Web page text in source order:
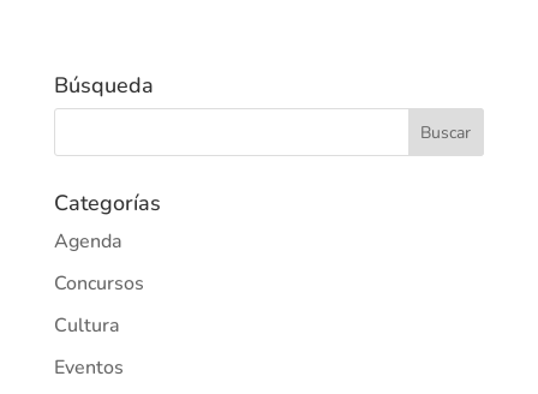
Búsqueda
Categorías
Agenda
Concursos
Cultura
Eventos